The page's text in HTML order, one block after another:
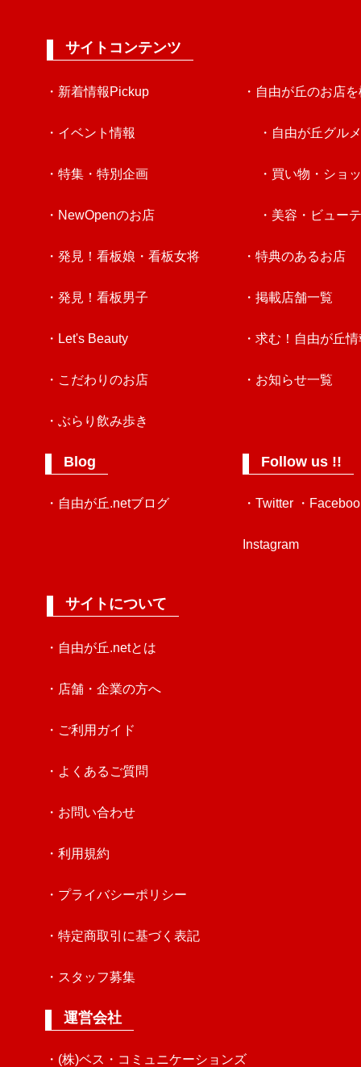
サイトコンテンツ
・新着情報Pickup
・イベント情報
・特集・特別企画
・NewOpenのお店
・発見！看板娘・看板女将
・発見！看板男子
・Let's Beauty
・こだわりのお店
・ぶらり飲み歩き
Blog
・自由が丘.netブログ
・自由が丘のお店
・自由が丘グルメ
・買い物・ショ
・美容・ビュー
・特典のあるお店
・掲載店舗一覧
・求む！自由が丘
・お知らせ一覧
Follow us !!
・Twitter ・
Instagram
サイトについて
・自由が丘.netとは
・店舗・企業の方へ
・ご利用ガイド
・よくあるご質問
・お問い合わせ
・利用規約
・プライバシーポリシー
・特定商取引に基づく表記
・スタッフ募集
運営会社
・(株)ベス・コミュニケーションズ